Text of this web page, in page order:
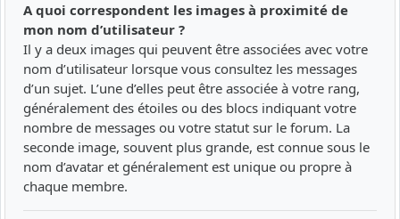
A quoi correspondent les images à proximité de
mon nom d’utilisateur ?
Il y a deux images qui peuvent être associées avec votre
nom d’utilisateur lorsque vous consultez les messages
d’un sujet. L’une d’elles peut être associée à votre rang,
généralement des étoiles ou des blocs indiquant votre
nombre de messages ou votre statut sur le forum. La
seconde image, souvent plus grande, est connue sous le
nom d’avatar et généralement est unique ou propre à
chaque membre.